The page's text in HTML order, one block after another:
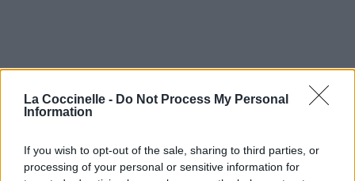
La Coccinelle - Do Not Process My Personal
Information
If you wish to opt-out of the sale, sharing to third parties, or
processing of your personal or sensitive information for